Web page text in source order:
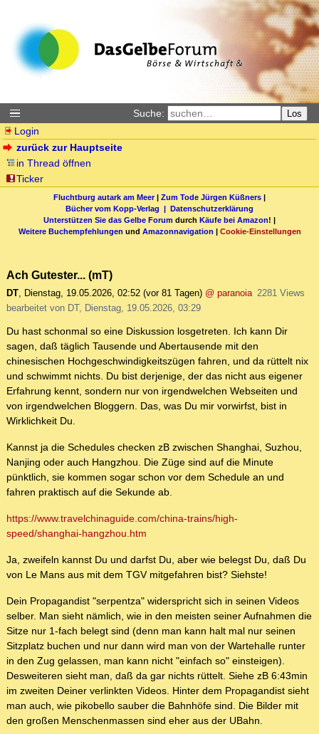
Suche: Los
Login
zurück zur Hauptseite
in Thread öffnen
Ticker
Fluchtburg autark am Meer| Zum Tode Jürgen Küßners |
Bücher vom Kopp-Verlag | Datenschutzerklärung
Unterstützen Sie das Gelbe Forum durch Käufe bei Amazon! |
Weitere Buchempfehlungen und Amazonnavigation | Cookie-Einstellungen
Ach Gutester... (mT)
DT, Dienstag, 19.05.2026, 02:52 (vor 81 Tagen) @ paranoia 2281 Views
bearbeitet von DT, Dienstag, 19.05.2026, 03:29
Du hast schonmal so eine Diskussion losgetreten. Ich kann Dir
sagen, daß täglich Tausende und Abertausende mit den
chinesischen Hochgeschwindigkeitszügen fahren, und da rüttelt nix
und schwimmt nichts. Du bist derjenige, der das nicht aus eigener
Erfahrung kennt, sondern nur von irgendwelchen Webseiten und
von irgendwelchen Bloggern. Das, was Du mir vorwirfst, bist in
Wirklichkeit Du.
Kannst ja die Schedules checken zB zwischen Shanghai, Suzhou,
Nanjing oder auch Hangzhou. Die Züge sind auf die Minute
pünktlich, sie kommen sogar schon vor dem Schedule an und
fahren praktisch auf die Sekunde ab.
https://www.travelchinaguide.com/china-trains/high-
speed/shanghai-hangzhou.htm
Ja, zweifeln kannst Du und darfst Du, aber wie belegst Du, daß Du
von Le Mans aus mit dem TGV mitgefahren bist? Siehste!
Dein Propagandist "serpentza" widerspricht sich in seinen Videos
selber. Man sieht nämlich, wie in den meisten seiner Aufnahmen die
Sitze nur 1-fach belegt sind (denn man kann halt mal nur seinen
Sitzplatz buchen und nur dann wird man von der Wartehalle runter
in den Zug gelassen, man kann nicht "einfach so" einsteigen).
Desweiteren sieht man, daß da gar nichts rüttelt. Siehe zB 6:43min
im zweiten Deiner verlinkten Videos. Hinter dem Propagandist sieht
man auch, wie pikobello sauber die Bahnhöfe sind. Die Bilder mit
den großen Menschenmassen sind eher aus der UBahn.